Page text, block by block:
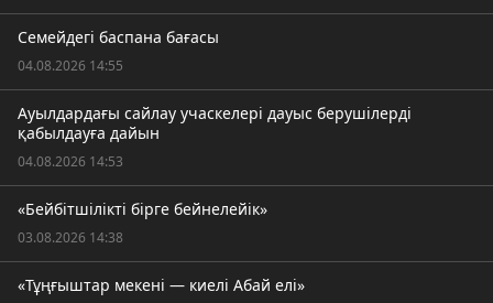
Семейдегі баспана бағасы
04.08.2026 14:55
Ауылдардағы сайлау учаскелері дауыс берушілерді
қабылдауға дайын
04.08.2026 14:53
«Бейбітшілікті бірге бейнелейік»
03.08.2026 14:38
«Тұңғыштар мекені — киелі Абай елі»